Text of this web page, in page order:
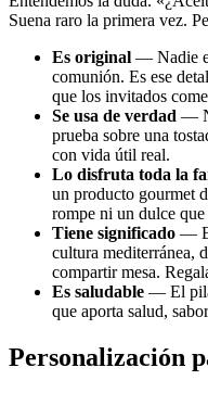
Suena raro la primera vez.
Es original — Nadie
comunión. Es ese
que los invitados
Se usa de verdad —
prueba sobre una
con vida útil real.
Lo disfruta toda la
un producto gourmet
rompe ni un dulce
Tiene significado —
cultura mediterránea,
compartir mesa.
Es saludable — El
que aporta salud,
Personalización